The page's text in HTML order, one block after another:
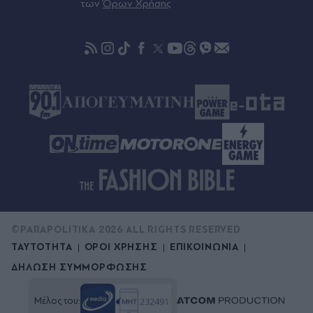
Πορτογαλίας
τωνΌρων Χρήσης
ΤΑΥΤΟΤΗΤΑ ΟΡΟΙ ΧΡΗΣΗΣ
ΕΠΙΚΟΙΝΩΝΙΑ
ΔΗΛΩΣΗ ΣΥΜΜΟΡΦΩΣΗΣ
©PARAPOLITIKA 2026 ALL RIGHTS RESERVED
Μέλος του: